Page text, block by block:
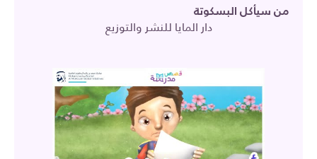
من سيأكل البسكوتة
دار المايا للنشر والتوزيع